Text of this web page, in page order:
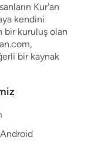
Kur'an
kendini
bir kuruluş olan
bir kaynak